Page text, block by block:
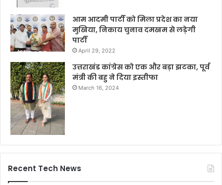
आम आदमी पार्टी को मिला प्रदेश का नया
मुखिया, निकाय चुनाव दमखम से लड़ेगी
पार्टी
April 29, 2022
उत्तराखंड कांग्रेस को एक और बड़ा झटका, पूर्व
मंत्री की बहु ने दिया इस्तीफा
March 16, 2024
Recent Tech News